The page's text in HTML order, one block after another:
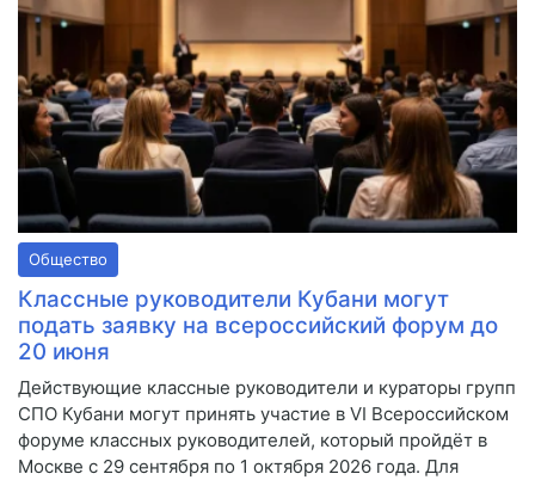
Общество
Классные руководители Кубани могут
подать заявку на всероссийский форум до
20 июня
Действующие классные руководители и кураторы групп
СПО Кубани могут принять участие в VI Всероссийском
форуме классных руководителей, который пройдёт в
Москве с 29 сентября по 1 октября 2026 года. Для